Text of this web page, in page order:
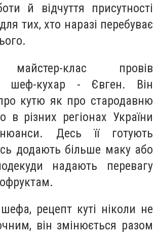
й відчуття присутності
тих, хто наразі перебуває
майстер-клас провів
шеф-кухар - Євген. Він
кутю як про стародавню
в різних регіонах України
Десь її готують
додають більше маку або
надають перевагу
рецепт куті ніколи не
він змінюється разом